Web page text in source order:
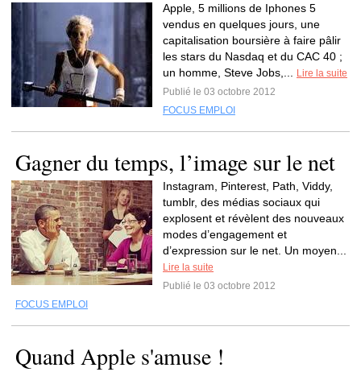
Apple, 5 millions de Iphones 5
vendus en quelques jours, une
capitalisation boursière à faire pâlir
les stars du Nasdaq et du CAC 40 ;
un homme, Steve Jobs,...
Lire la suite
Publié le 03 octobre 2012
FOCUS EMPLOI
Gagner du temps, l’image sur le net
Instagram, Pinterest, Path, Viddy,
tumblr, des médias sociaux qui
explosent et révèlent des nouveaux
modes d’engagement et
d’expression sur le net. Un moyen...
Lire la suite
Publié le 03 octobre 2012
FOCUS EMPLOI
Quand Apple s'amuse !